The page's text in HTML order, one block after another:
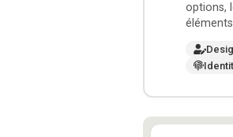
options,